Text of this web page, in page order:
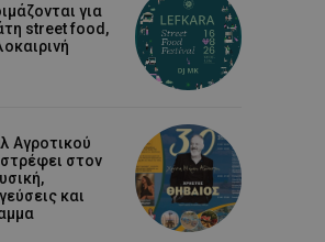
για
street food,
Αγροτικού
στον
και